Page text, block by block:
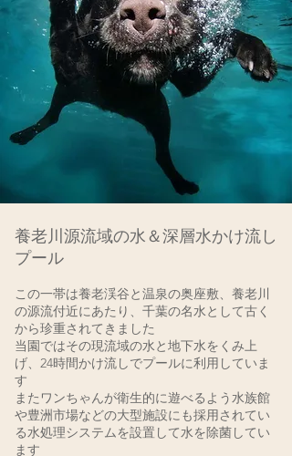
養老川源流域の水＆深層水かけ流し
プール
この一帯は養老渓谷と温泉の奥座敷、養老川
の源流付近にあたり、 千葉の名水として古く
から珍重されてきました
当園ではその現流域の水と地下水をくみ上
げ、24時間かけ流しでプールに利用していま
す
またワンちゃんが衛生的に遊べるよう水族館
や豊洲市場などの大型施設にも採用されてい
る水処理システムを設置して水を除菌してい
ます